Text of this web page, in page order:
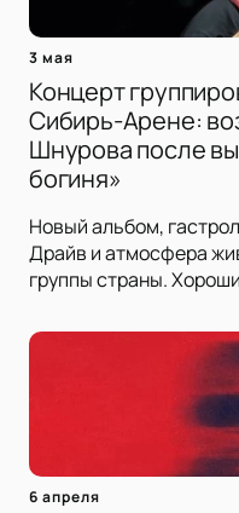
3 мая
Концерт
Сибирь-Арене:
Шнурова после
богиня»
Новый альбом,
Драйв и атмосфера
группы страны.
6 апреля